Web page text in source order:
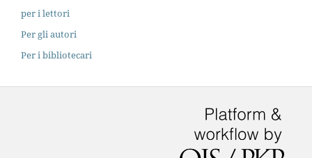
per i lettori
Per gli autori
Per i bibliotecari